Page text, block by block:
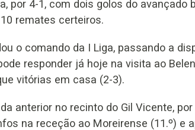
por 4-1, com dois golos do
remates certeiros.
o comando da I Liga, passando a
responder já hoje na visita ao
vitórias em casa (2-3).
anterior no recinto do Gil Vicente,
na receção ao Moreirense (11.º) e